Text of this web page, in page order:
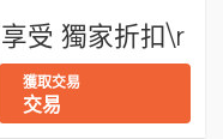
受 獨家折扣\r
獲取交易
交易